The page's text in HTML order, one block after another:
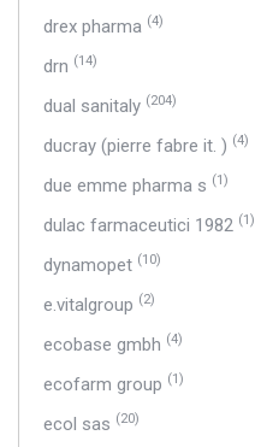
drex pharma (4)
drn (14)
dual sanitaly (204)
ducray (pierre fabre it. ) (4)
due emme pharma s (1)
dulac farmaceutici 1982 (1)
dynamopet (10)
e.vitalgroup (2)
ecobase gmbh (4)
ecofarm group (1)
ecol sas (20)